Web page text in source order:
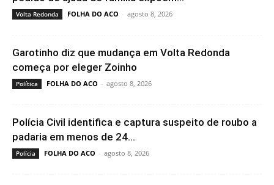
Volta Redonda FOLHA DO ACO - agosto 8, 2026
Garotinho diz que mudança em Volta Redonda
começa por eleger Zoinho
Política FOLHA DO ACO - agosto 8, 2026
Polícia Civil identifica e captura suspeito de roubo a
padaria em menos de 24...
Polícia FOLHA DO ACO - agosto 8, 2026